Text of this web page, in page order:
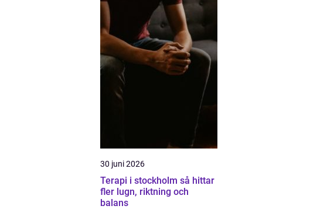
30 juni 2026
Terapi i stockholm så hittar
fler lugn, riktning och
balans